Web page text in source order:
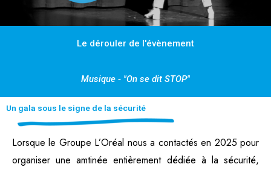
Le dérouler de l'évènement
Musique - "On se dit STOP"
Un gala sous le signe de la sécurité
Lorsque le Groupe L’Oréal nous a contactés en 2025 pour
organiser une amtinée entièrement dédiée à la sécurité,